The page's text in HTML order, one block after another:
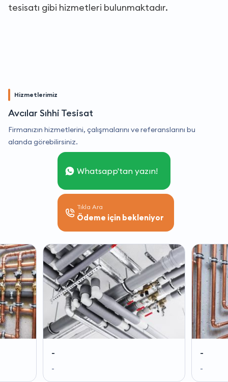
tesisatı gibi hizmetleri bulunmaktadır.
Hizmetlerimiz
Avcılar Sıhhi Tesisat
Firmanızın hizmetlerini, çalışmalarını ve referanslarını bu
alanda görebilirsiniz.
Whatsapp'tan yazın!
Tıkla Ara
Ödeme için bekleniyor
-
-
-
-